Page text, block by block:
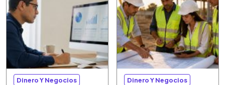
Dinero Y Negocios Dinero Y Negocios